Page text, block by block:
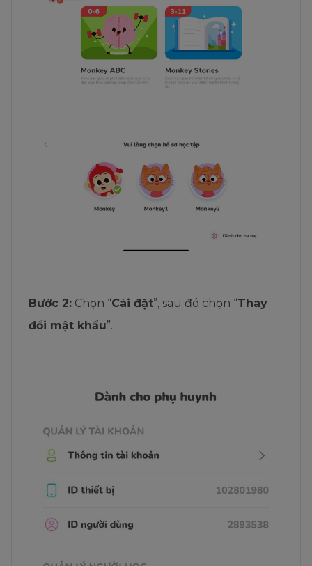
Bước 2: Chọn “Cài đặt”, sau đó chọn “Thay
đổi mật khẩu”.